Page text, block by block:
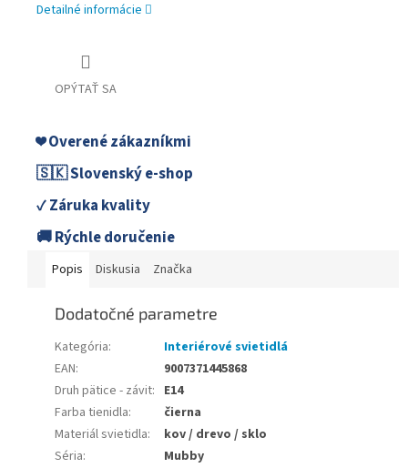
Detailné informácie
OPÝTAŤ SA
❤️ Overené zákazníkmi
🇸🇰 Slovenský e-shop
✓ Záruka kvality
🚚 Rýchle doručenie
Popis Diskusia Značka
Dodatočné parametre
Kategória:
Interiérové svietidlá
EAN:
9007371445868
Druh pätice - závit: E14
Farba tienidla:
čierna
Materiál svietidla:
kov / drevo / sklo
Séria:
Mubby